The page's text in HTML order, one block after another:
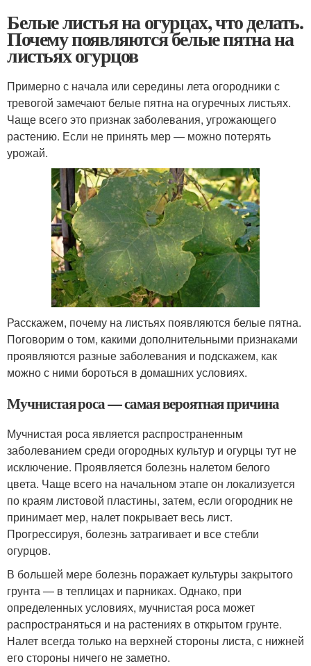
Белые листья на огурцах, что делать.
Почему появляются белые пятна на
листьях огурцов
Примерно с начала или середины лета огородники с
тревогой замечают белые пятна на огуречных листьях.
Чаще всего это признак заболевания, угрожающего
растению. Если не принять мер — можно потерять
урожай.
Расскажем, почему на листьях появляются белые пятна.
Поговорим о том, какими дополнительными признаками
проявляются разные заболевания и подскажем, как
можно с ними бороться в домашних условиях.
Мучнистая роса — самая вероятная причина
Мучнистая роса является распространенным
заболеванием среди огородных культур и огурцы тут не
исключение. Проявляется болезнь налетом белого
цвета. Чаще всего на начальном этапе он локализуется
по краям листовой пластины, затем, если огородник не
принимает мер, налет покрывает весь лист.
Прогрессируя, болезнь затрагивает и все стебли
огурцов.
В большей мере болезнь поражает культуры закрытого
грунта — в теплицах и парниках. Однако, при
определенных условиях, мучнистая роса может
распространяться и на растениях в открытом грунте.
Налет всегда только на верхней стороны листа, с нижней
его стороны ничего не заметно.